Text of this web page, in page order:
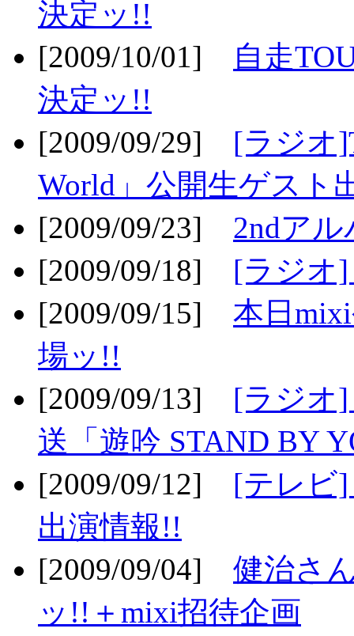
決定ッ!!
[2009/10/01]
自走
決定ッ!!
[2009/09/29] [ラジオ
World」公開生ゲスト
[2009/09/23] 2ndア
[2009/09/18] [ラジオ
[2009/09/15] 本日
場ッ!!
[2009/09/13] [ラジオ]
送「遊吟 STAND BY
[2009/09/12] [テレビ]
出演情報!!
[2009/09/04] 健治さ
ッ!!＋mixi招待企画